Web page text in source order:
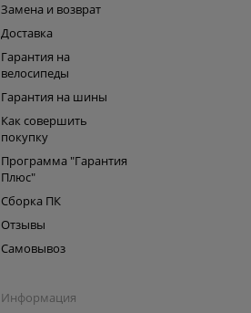
Замена и возврат
Доставка
Гарантия на
велосипеды
Гарантия на шины
Как совершить
покупку
Программа "Гарантия
Плюс"
Сборка ПК
Отзывы
Самовывоз
Информация